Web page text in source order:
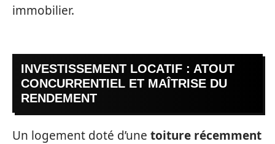
immobilier.
INVESTISSEMENT LOCATIF : ATOUT
CONCURRENTIEL ET MAÎTRISE DU
RENDEMENT
Un logement doté d’une toiture récemment